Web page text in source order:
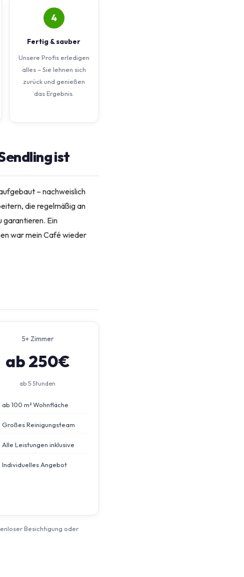
4
Fertig & sauber
Unsere Profis erledigen
alles – Sie lehnen sich
zurück und genießen
das Ergebnis.
ist
– nachweislich
die regelmäßig an
garantieren. Ein
war mein Café wieder
5+ Zimmer
ab 250€
ab 5 Stunden
ab 100 m² Wohnfläche
Großes Reinigungsteam
Alle Leistungen inklusive
Individuelles Angebot
Besichtigung oder